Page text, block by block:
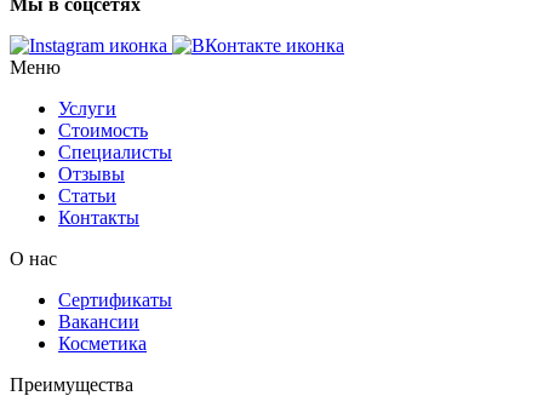
Меню
Услуги
Стоимость
Специалисты
Отзывы
Статьи
Контакты
О нас
Сертификаты
Вакансии
Косметика
Преимущества